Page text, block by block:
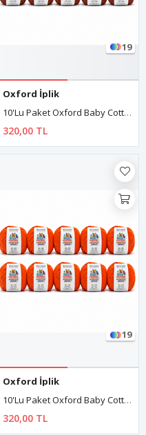
19
Oxford İplik
10'lu Paket Oxford Baby Cotton Amigurumi Punch 50gr/150m No:070 Kiremit
320,00 TL
19
Oxford İplik
10'lu Paket Oxford Baby Cotton Amigurumi Punch 50gr/150m No:090 Turuncu
320,00 TL